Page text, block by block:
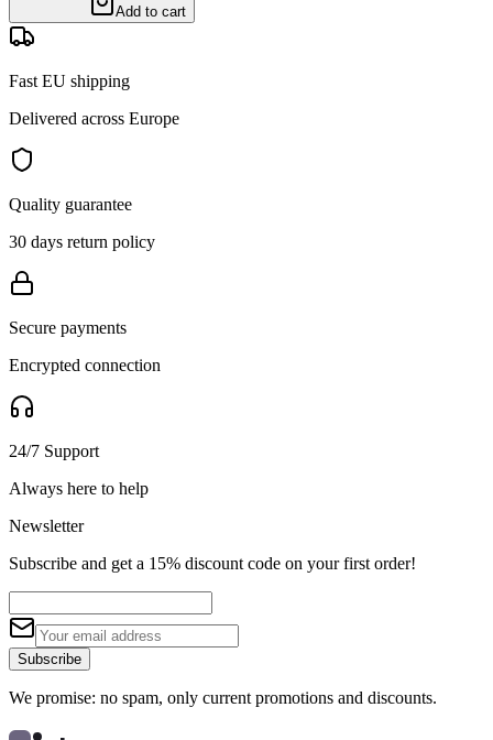
Add to cart
Fast EU shipping
Delivered across Europe
Quality guarantee
30 days return policy
Secure payments
Encrypted connection
24/7 Support
Always here to help
Newsletter
Subscribe and get a 15% discount code on your first order!
Subscribe
We promise: no spam, only current promotions and discounts.